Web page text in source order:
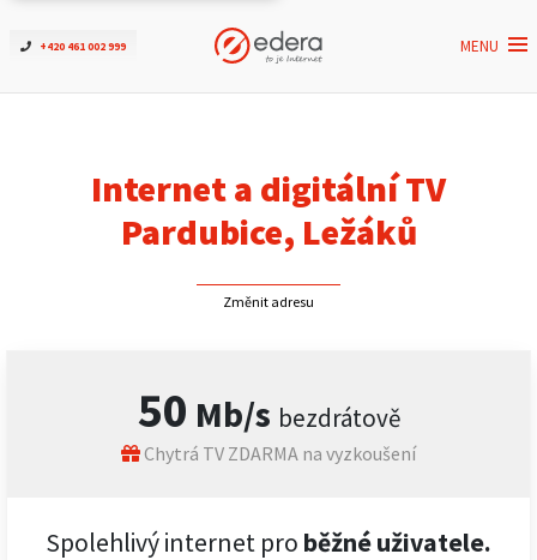
+420 461 002 999 MENU
Ověřit dostupnost
ČEZNET TV
Kontakt
Internet a digitální TV
Pardubice, Ležáků
Změnit adresu
50 Mb/s bezdrátově
Chytrá TV ZDARMA na vyzkoušení
Spolehlivý internet pro běžné uživatele.